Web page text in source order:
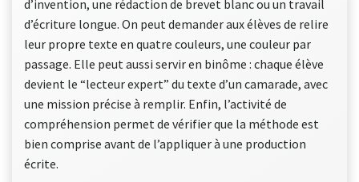
d’invention, une rédaction de brevet blanc ou un travail
d’écriture longue. On peut demander aux élèves de relire
leur propre texte en quatre couleurs, une couleur par
passage. Elle peut aussi servir en binôme : chaque élève
devient le “lecteur expert” du texte d’un camarade, avec
une mission précise à remplir. Enfin, l’activité de
compréhension permet de vérifier que la méthode est
bien comprise avant de l’appliquer à une production
écrite.